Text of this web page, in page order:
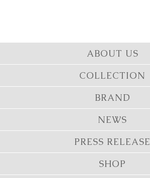
ABOUT US
COLLECTION
BRAND
NEWS
PRESS RELEASE
SHOP